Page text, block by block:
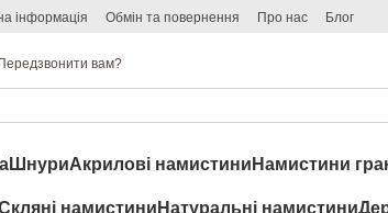
інформація Обмін та повернення Про нас Блог
Передзвонити вам?
ШнуриАкрилові намистини Намистини
намистини Натуральні намистини